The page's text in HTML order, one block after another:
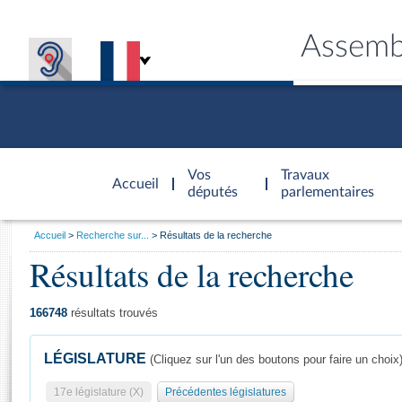
Accueil
d'accueil
Vos
députés
Travaux
parlementaires
Général
Vous
Accueil Recherche sur... Résultats de la recherche
Résultats de la recherche
166748 résultats trouvés
LÉGISLATURE (Cliquez sur l'un des boutons pour faire un choix)
17e législature (X) Précédentes législatures